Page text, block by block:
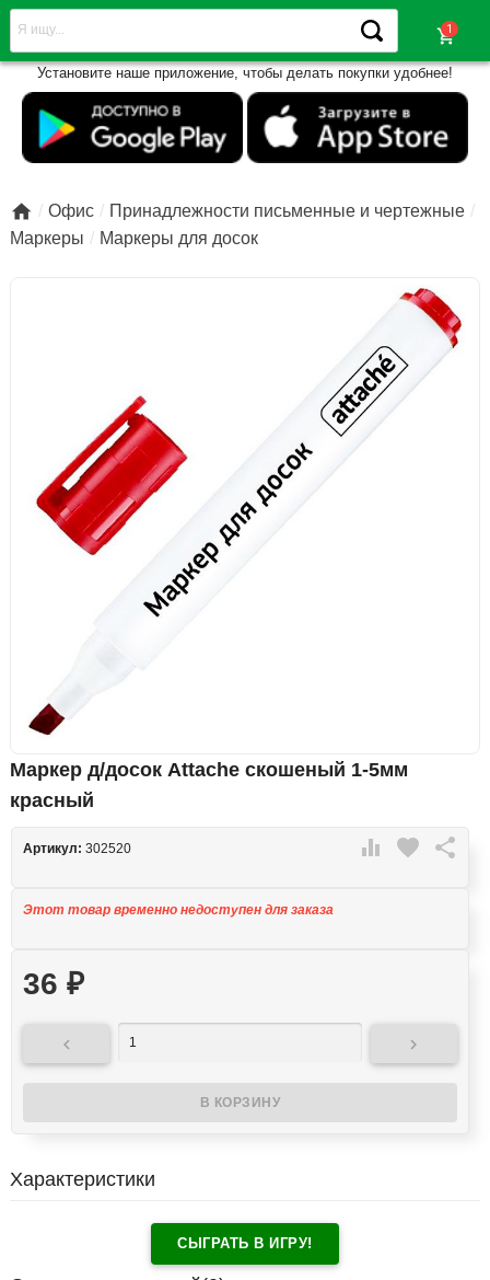
shopping_cart
Установите наше приложение, чтобы делать покупки удобнее!
 Офис
Принадлежности письменные и чертежные
Маркеры
Маркеры для досок
Маркер д/досок Attache скошеный 1-5мм
красный
 favorite 
Артикул: 302520
Этот товар временно недоступен для заказа
36 ₽
 
Характеристики
СЫГРАТЬ В ИГРУ!